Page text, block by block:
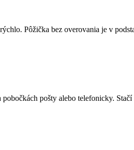
Pôžička bez overovania je v
pošty alebo telefonicky.